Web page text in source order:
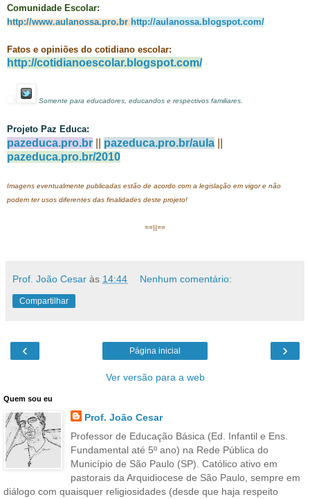
Comunidade Escolar:
http://www.aulanossa.pro.br http://aulanossa.blogspot.com/
Fatos e opiniões do cotidiano escolar:
http://cotidianoescolar.blogspot.com/
Somente para educadores, educandos e respectivos familiares.
Projeto Paz Educa:
pazeduca.pro.br pazeduca.pro.br/aula
pazeduca.pro.br/2010
Imagens eventualmente publicadas estão de acordo com a legislação em vigor e não
podem ter usos diferentes das finalidades deste projeto!
==||==
Prof. João Cesar às 14:44 Nenhum comentário:
Compartilhar
‹ ›
Página inicial
Ver versão para a web
Quem sou eu
Prof. João Cesar
Professor de Educação Básica (Ed. Infantil e Ens.
Fundamental até 5º ano) na Rede Pública do
Município de São Paulo (SP). Católico ativo em
pastorais da Arquidiocese de São Paulo, sempre em
diálogo com quaisquer religiosidades (desde que haja respeito